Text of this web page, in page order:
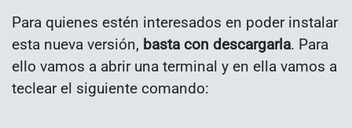
Para quienes estén interesados en poder instalar
esta nueva versión, basta con descargarla. Para
ello vamos a abrir una terminal y en ella vamos a
teclear el siguiente comando: